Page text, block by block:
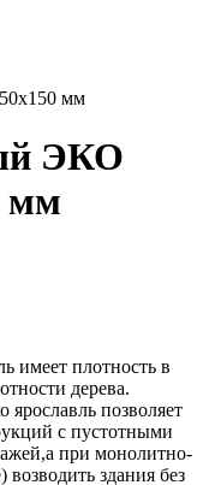
мм
ЭКО
мм
имеет плотность в
дерева.
ярославль позволяет
с пустотными
при монолитно-
возводить здания без